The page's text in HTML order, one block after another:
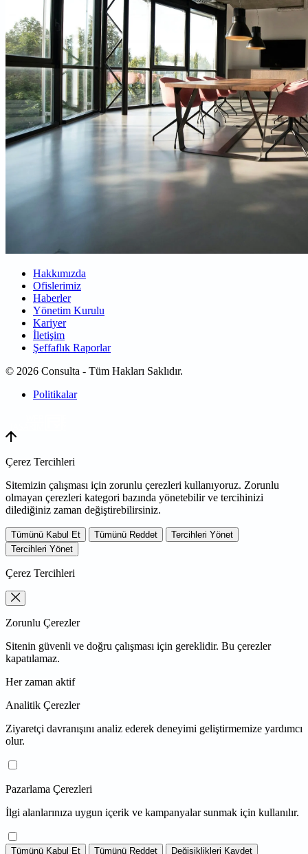
Hakkımızda
Ofislerimiz
Haberler
Yönetim Kurulu
Kariyer
İletişim
Şeffaflık Raporlar
© 2026 Consulta - Tüm Hakları Saklıdır.
Politikalar
Çerez Tercihleri
Sitemizin çalışması için zorunlu çerezleri kullanıyoruz. Zorunlu
olmayan çerezleri kategori bazında yönetebilir ve tercihinizi
dilediğiniz zaman değiştirebilirsiniz.
Tümünü Kabul Et Tümünü Reddet
Tercihleri Yönet
Tercihleri Yönet
Çerez Tercihleri
Zorunlu Çerezler
Sitenin güvenli ve doğru çalışması için gereklidir. Bu çerezler
kapatılamaz.
Her zaman aktif
Analitik Çerezler
Ziyaretçi davranışını analiz ederek deneyimi geliştirmemize yardımcı
olur.
Pazarlama Çerezleri
İlgi alanlarınıza uygun içerik ve kampanyalar sunmak için kullanılır.
Tümünü Kabul Et Tümünü Reddet Değişiklikleri Kaydet